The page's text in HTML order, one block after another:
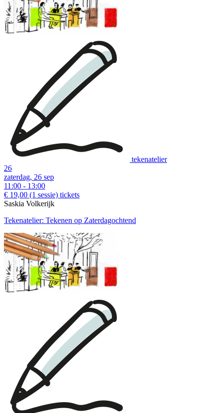
tekenatelier
26
zaterdag, 26 sep
11:00 - 13:00
€ 19,00 (1 sessie) tickets
Saskia Volkerijk
Tekenatelier: Tekenen op Zaterdagochtend